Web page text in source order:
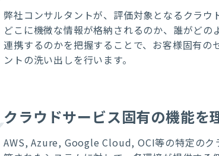
弊社コンサルタントが、評価対象となるクラウ
どこに機微な情報が格納されるのか、誰がど
連携するのかを把握することで、お客様固有の
ントの洗い出しを行います。
クラウドサービス固有の機能を
AWS, Azure, Google Cloud, OCI等の特定のク